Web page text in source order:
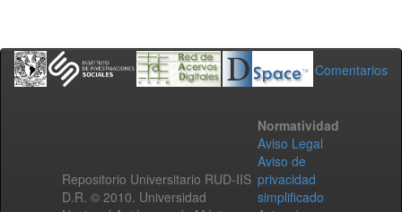
Comentarios
Repositorio Universitario RUD-IIS
D.R. © 2010. Universidad
Normatividad
Aviso Legal
Aviso de
privacidad
simplificado